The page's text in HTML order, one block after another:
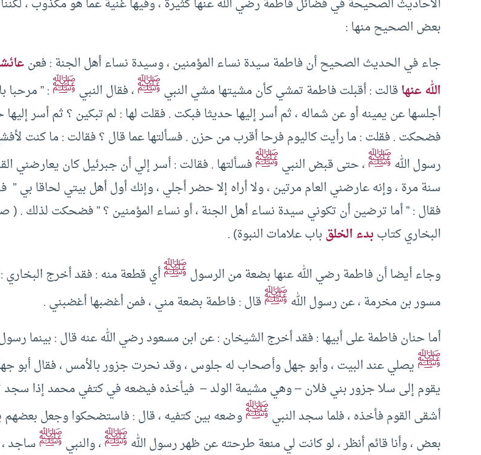
الأحاديث الصحيحة في فضائل فاطمة رضي الله عنها كثيرة ، وفيها غنية عما هو مكذوب ،
بعض الصحيح منها :
جاء في الحديث الصحيح أن فاطمة سيدة نساء المؤمنين ، وسيدة نساء أهل الجنة : فعن
الله عنهاقالت : أقبلت فاطمة تمشي كأن مشيتها مشي النبيﷺ، فقال النبيﷺ: ” مرحبا
أجلسها عن يمينه أو عن شماله ، ثم أسر إليها حديثا فبكت . فقلت لها : لم تبكين ؟ ثم أسر إليها
فضحكت . فقلت : ما رأيت كاليوم فرحا أقرب من حزن . فسألتها عما قال ؟ فقالت : ما كنت
رسول اللهﷺ، حتى قبض النبيﷺفسألتها . فقالت : أسر إلي أن جبرئيل كان يعارضني
سنة مرة ، وإنه عارضني العام مرتين ، ولا أراه إلا حضر أجلي ، وإنك أول أهل بيتي لحاقا بي ”
فقال : ” أما ترضين أن تكوني سيدة نساء أهل الجنة ، أو نساء المؤمنين ؟ ” فضحكت لذلك .
البخاري كتاببدء الخلقباب علامات النبوة) .
وجاء أيضا أن فاطمة رضي الله عنها بضعة من الرسولﷺأي قطعة منه : فقد أخرج
مسور بن مخرمة ، عن رسول اللهﷺقال : فاطمة بضعة مني ، فمن أغضبها أغضبني .
أما حنان فاطمة على أبيها : فقد أخرج الشيخان : عن ابن مسعود رضي الله عنه قال : بينما رسول
ﷺيصلي عند البيت ، وأبو جهل وأصحاب له جلوس ، وقد نحرت جزور بالأمس ، فقال أبو
يقوم إلى سلا جزور بني فلان – وهي مشيمة الولد – فيأخذه فيضعه في كتفي محمد إذا سجد
أشقى القوم فأخذه ، فلما سجد النبيﷺوضعه بين كتفيه ، قال : فاستضحكوا وجعل بعضهم
بعض ، وأنا قائم أنظر ، لو كانت لي منعة طرحته عن ظهر رسول اللهﷺ، والنبيﷺساجد